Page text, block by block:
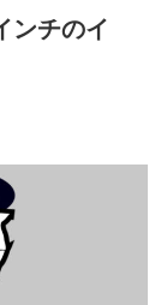
ンチのイ